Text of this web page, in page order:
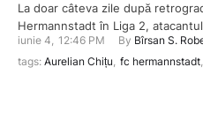
La doar câteva zile după
Hermannstadt în Liga 2,
iunie 4, 12:46 PM By Bîrsan S.
tags: Aurelian Chițu, fc hermannstadt,